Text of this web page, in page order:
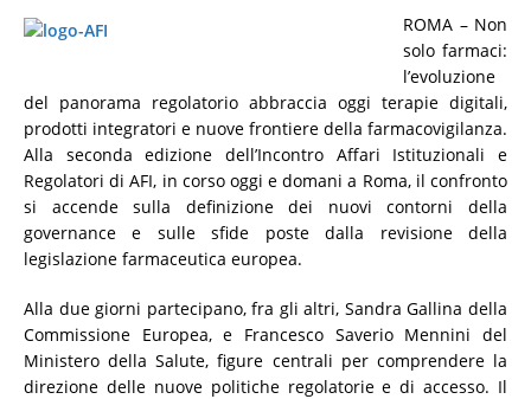
ROMA – Non
solo farmaci:
l’evoluzione
del panorama regolatorio abbraccia oggi terapie digitali,
prodotti integratori e nuove frontiere della farmacovigilanza.
Alla seconda edizione dell’Incontro Affari Istituzionali e
Regolatori di AFI, in corso oggi e domani a Roma, il confronto
si accende sulla definizione dei nuovi contorni della
governance e sulle sfide poste dalla revisione della
legislazione farmaceutica europea.
Alla due giorni partecipano, fra gli altri, Sandra Gallina della
Commissione Europea, e Francesco Saverio Mennini del
Ministero della Salute, figure centrali per comprendere la
direzione delle nuove politiche regolatorie e di accesso. Il